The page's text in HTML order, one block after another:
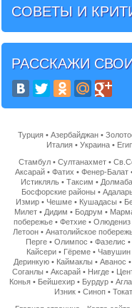
СОВЕТЫ И
РАССКАЖИ
Турция •Азербайджан •
Италия• Украина•
Стамбул •Султанахмет •
Аксарай• Фатих • Фенер-Балат
Истикляль• Таксим •
Босфорские районы •
Измир• Чешме• Кушадасы •
Милет• Дидим • Бодрум •
побережье •Фетхие •Олюдениз
Летоон •Анатолийское
Перге •Олимпос •Фазелис •
Кайсери• Гёреме• Чавушин
Деринкую• Каймаклы • Аванос •
Соганлы • Аксарай• Нигде•
Конья • Бейшехир • Бурдур •
Изник •Синоп •Токат